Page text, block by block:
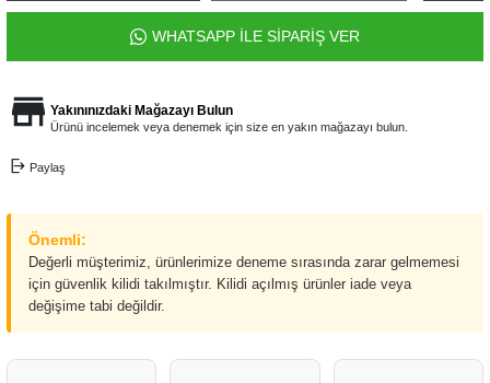
WHATSAPP İLE SİPARİŞ VER
Yakınınızdaki Mağazayı Bulun
Ürünü incelemek veya denemek için size en yakın mağazayı bulun.
Paylaş
Önemli:
Değerli müşterimiz, ürünlerimize deneme sırasında zarar gelmemesi
için güvenlik kilidi takılmıştır. Kilidi açılmış ürünler iade veya
değişime tabi değildir.